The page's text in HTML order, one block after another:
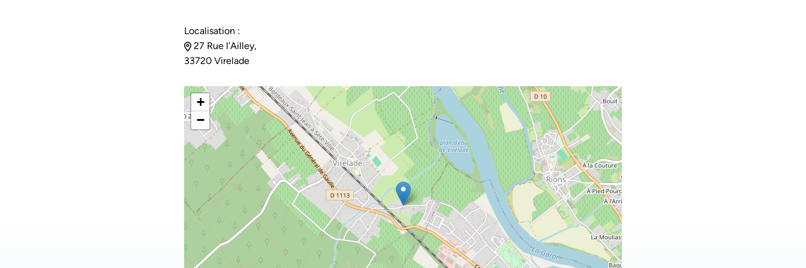
Localisation :
27 Rue l’Ailley,
33720 Virelade
+
−